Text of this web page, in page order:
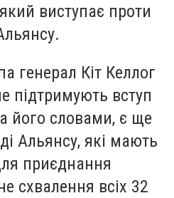
виступає проти
генерал Кіт Келлог
вступ
його словами, є ще
Альянсу, які мають
приєднання
схвалення всіх 32